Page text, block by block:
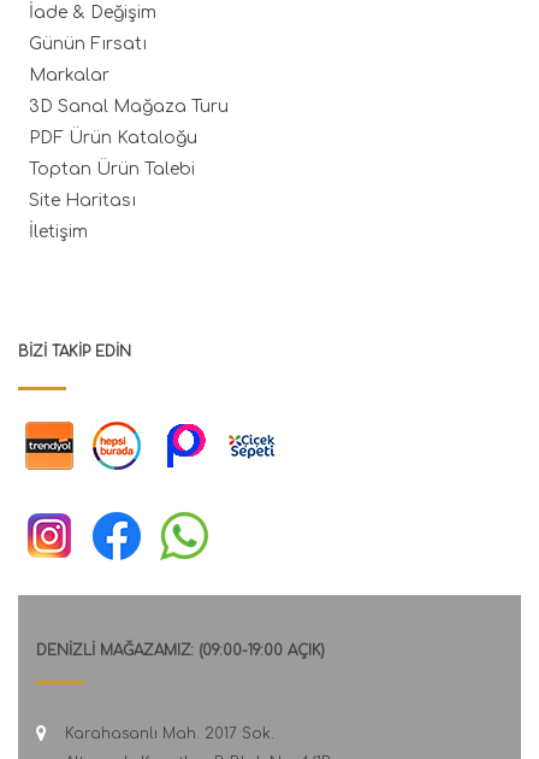
İade & Değişim
Günün Fırsatı
Markalar
3D Sanal Mağaza Turu
PDF Ürün Kataloğu
Toptan Ürün Talebi
Site Haritası
İletişim
BIZI TAKIP EDIN
DENİZLİ MAĞAZAMIZ: (09:00-19:00 AÇIK)
Karahasanlı Mah. 2017 Sok.